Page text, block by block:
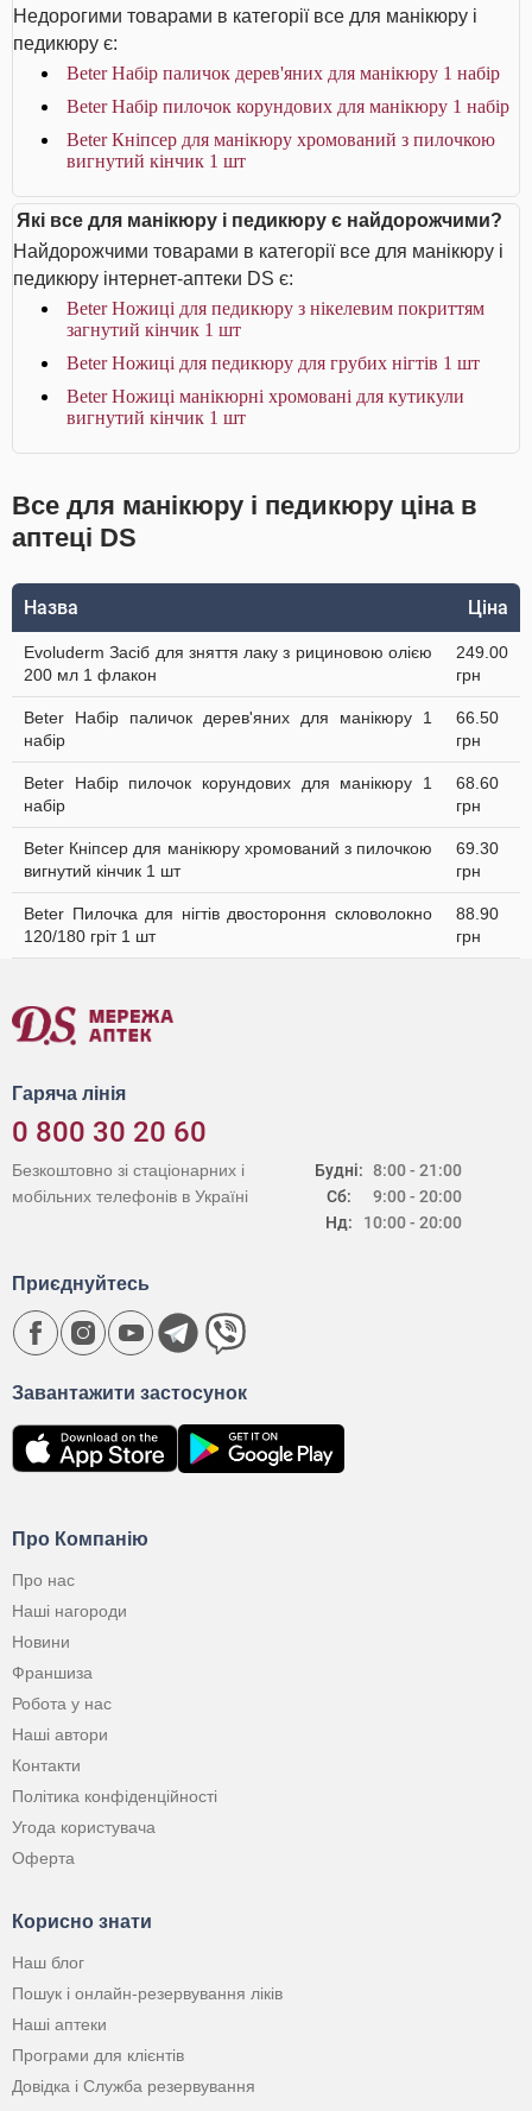
Недорогими товарами в категорії все для манікюру і
педикюру є:
Beter Набір паличок дерев'яних для манікюру 1 набір
Beter Набір пилочок корундових для манікюру 1 набір
Beter Кніпсер для манікюру хромований з пилочкою
вигнутий кінчик 1 шт
Які все для манікюру і педикюру є найдорожчими?
Найдорожчими товарами в категорії все для манікюру і
педикюру інтернет-аптеки DS є:
Beter Ножиці для педикюру з нікелевим покриттям
загнутий кінчик 1 шт
Beter Ножиці для педикюру для грубих нігтів 1 шт
Beter Ножиці манікюрні хромовані для кутикули
вигнутий кінчик 1 шт
Все для манікюру і педикюру ціна в
аптеці DS
Назва Ціна
Evoluderm Засіб для зняття лаку з рициновою олією
200 мл 1 флакон
249.00
грн
Beter Набір паличок дерев'яних для манікюру 1
набір
66.50
грн
Beter Набір пилочок корундових для манікюру 1
набір
68.60
грн
Beter Кніпсер для манікюру хромований з пилочкою
вигнутий кінчик 1 шт
69.30
грн
Beter Пилочка для нігтів двостороння скловолокно
120/180 гріт 1 шт
88.90
грн
Гаряча лінія
0 800 30 20 60
Будні:
Сб:
Нд:
8:00 - 21:00
9:00 - 20:00
10:00 - 20:00
Безкоштовно зі стаціонарних і
мобільних телефонів в Україні
Про Компанію
Про нас
Наші нагороди
Новини
Франшиза
Робота у нас
Наші автори
Контакти
Політика конфіденційності
Угода користувача
Оферта
Корисно знати
Наш блог
Пошук і онлайн-резервування ліків
Наші аптеки
Програми для клієнтів
Довідка і Служба резервування
Завантажити застосунок
Приєднуйтесь